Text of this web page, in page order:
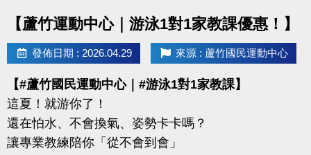
----------------------------------------------------------------
【#比賽組別】
◆ 壯年組（35－54歲）
◆ 樂齡組（55歲以上）
比賽項目：混合雙打（不限性別）
【蘆竹運動中心｜游泳1對1家教課優惠！】
發佈日期 : 2026.04.29 來源 : 蘆竹國民運動中心
【#蘆竹國民運動中心｜#游泳1對1家教課】
這夏！就游你了！
還在怕水、不會換氣、姿勢卡卡嗎？
讓專業教練陪你「從不會到會」